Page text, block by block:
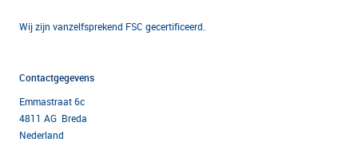
Wij zijn vanzelfsprekend FSC gecertificeerd.
Contactgegevens
Emmastraat 6c
4811 AG Breda
Nederland